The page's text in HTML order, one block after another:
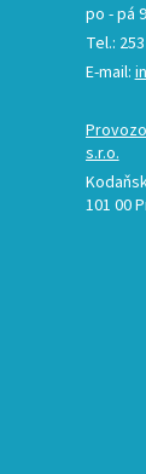
po - pá
Tel.:
E-mail:
s.r.o.
101 00